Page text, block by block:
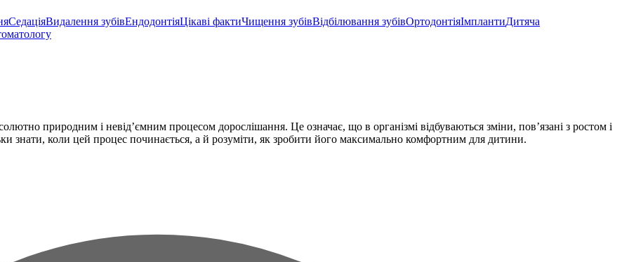
СедаціяВидалення зубівЕндодонтіяЦікаві фактиЧищення зубівВідбілювання зубівОртодонтіяІмплантиДитяча
природним і невід’ємним процесом дорослішання. Це означає, що в організмі відбуваються зміни, пов’язані з ростом і
знати, коли цей процес починається, а й розуміти, як зробити його максимально комфортним для дитини.